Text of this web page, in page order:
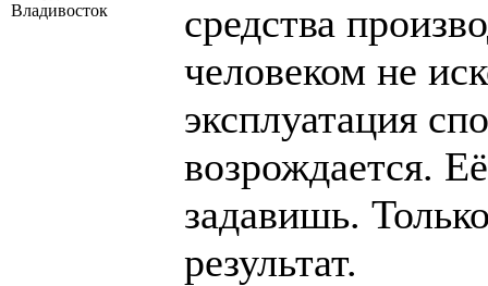
Владивосток
средства
человеком не
эксплуатация
возрождается.
задавишь.
результат.